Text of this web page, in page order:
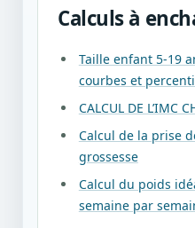
Calculs à
Taille enfant 5-19
courbes et
CALCUL DE L’IMC
Calcul de la prise
grossesse
Calcul du poids
semaine par